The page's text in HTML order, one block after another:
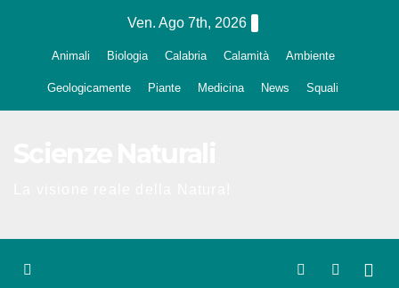
Ven. Ago 7th, 2026
Animali Biologia Calabria Calamità Ambiente
Geologicamente Piante Medicina News Squali